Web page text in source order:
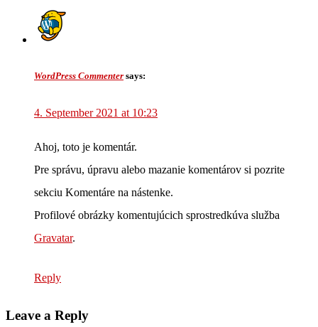
WordPress Commenter says:
4. September 2021 at 10:23
Ahoj, toto je komentár.
Pre správu, úpravu alebo mazanie komentárov si pozrite
sekciu Komentáre na nástenke.
Profilové obrázky komentujúcich sprostredkúva služba
Gravatar.
Reply
Leave a Reply